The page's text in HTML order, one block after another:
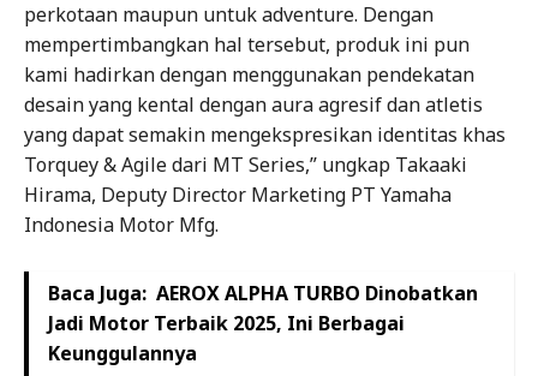
perkotaan maupun untuk adventure. Dengan
mempertimbangkan hal tersebut, produk ini pun
kami hadirkan dengan menggunakan pendekatan
desain yang kental dengan aura agresif dan atletis
yang dapat semakin mengekspresikan identitas khas
Torquey & Agile dari MT Series,” ungkap Takaaki
Hirama, Deputy Director Marketing PT Yamaha
Indonesia Motor Mfg.
Baca Juga: AEROX ALPHA TURBO Dinobatkan
Jadi Motor Terbaik 2025, Ini Berbagai
Keunggulannya